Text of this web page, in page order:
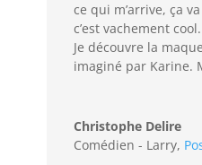
ce qui m’arrive, ça
c’est vachement cool.
Je découvre la
imaginé par Karine.
Christophe Delire
Comédien - Larry,